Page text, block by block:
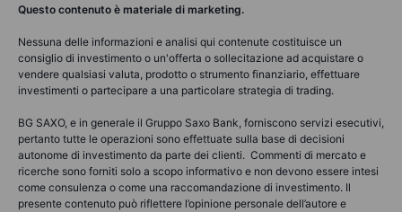
Questo contenuto è materiale di marketing.
Nessuna delle informazioni e analisi qui contenute costituisce un
consiglio di investimento o un'offerta o sollecitazione ad acquistare o
vendere qualsiasi valuta, prodotto o strumento finanziario, effettuare
investimenti o partecipare a una particolare strategia di trading.
BG SAXO, e in generale il Gruppo Saxo Bank, forniscono servizi esecutivi,
pertanto tutte le operazioni sono effettuate sulla base di decisioni
autonome di investimento da parte dei clienti. Commenti di mercato e
ricerche sono forniti solo a scopo informativo e non devono essere intesi
come consulenza o come una raccomandazione di investimento. Il
presente contenuto può riflettere l’opinione personale dell’autore e